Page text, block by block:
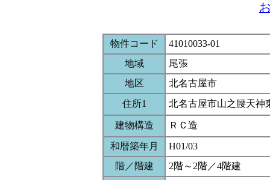
物件コード
41010033-01
地域
尾張
地区
北名古屋市
住所1
北名古屋市山之腰天神
建物構造 ＲＣ造
和暦築年月
H01/03
階／階建
2階～2階／4階建